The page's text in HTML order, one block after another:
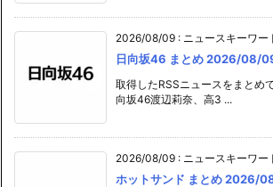
2026/08/09 : ニュースキーワー
日向坂46 まとめ 2026/08/
取得したRSSニュースをまとめ
向坂46渡辺莉奈、高3 ...
2026/08/09 : ニュースキーワー
ホットサンド まとめ 2026/